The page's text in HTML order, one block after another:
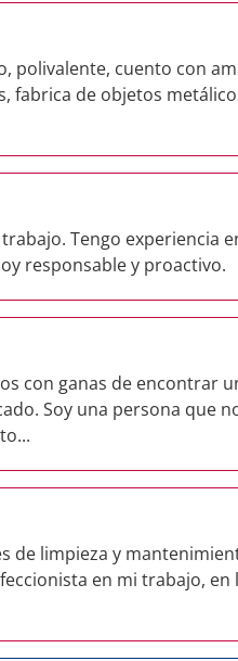
polivalente, cuento con
fabrica de objetos
Tengo experiencia
responsable y proactivo.
con ganas de encontrar
Soy una persona que
de limpieza y
en mi trabajo, en